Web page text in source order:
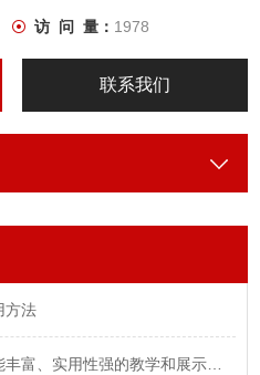
访 问 量： 1978
联系我们
方法
气动液压示教陈列柜是一种功能丰富、实用性强的教学和展示设备